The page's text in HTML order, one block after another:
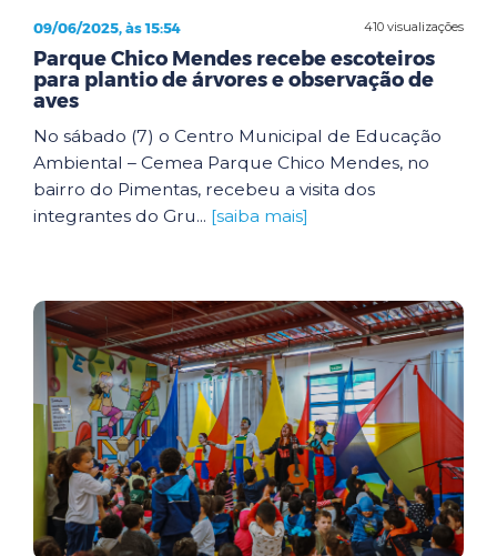
410 visualizações
09/06/2025, às 15:54
Parque Chico Mendes recebe escoteiros
para plantio de árvores e observação de
aves
No sábado (7) o Centro Municipal de Educação
Ambiental – Cemea Parque Chico Mendes, no
bairro do Pimentas, recebeu a visita dos
integrantes do Gru... [saiba mais]